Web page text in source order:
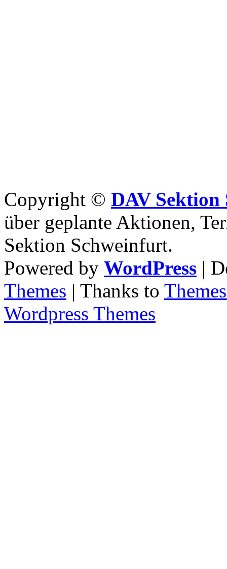
Copyright © DAV
über geplante Aktionen,
Sektion Schweinfurt.
Powered by WordPress |
Themes | Thanks to
Wordpress Themes